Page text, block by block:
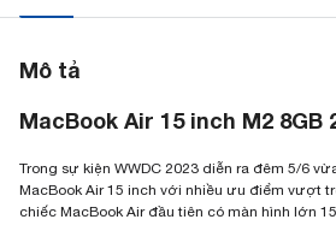
Mô tả
MacBook Air 15 inch M2 8GB
Trong sự kiện WWDC 2023 diễn ra đêm 5/6
MacBook Air 15 inch với nhiều ưu điểm vượt
chiếc MacBook Air đầu tiên có màn hình lớn